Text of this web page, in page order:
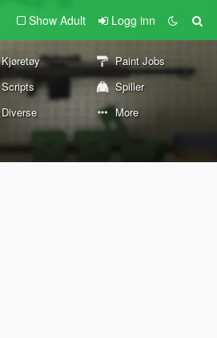
Show Adult Logg inn
Kjøretøy
Paint Jobs
Scripts
Spiller
Diverse More